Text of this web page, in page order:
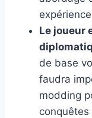
Le joueur
de base
faudra
modding